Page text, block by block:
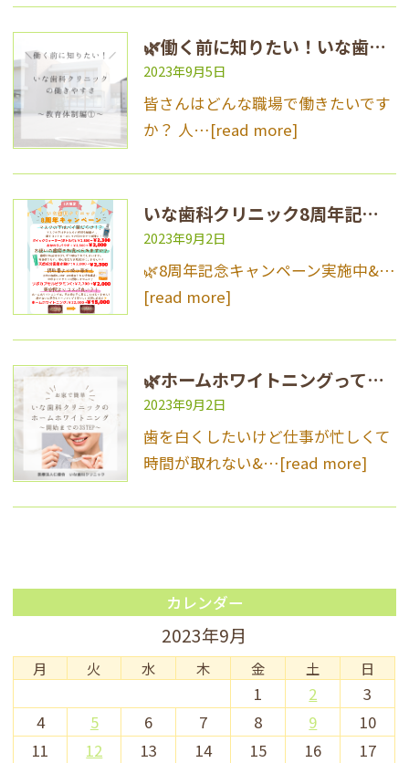
🌿働く前に知りたい！いな歯科クリニック安心の教育体制♪🌿
2023年9月5日
皆さんはどんな職場で働きたいです
か？ 人…[read more]
いな歯科クリニック8周年記念キャンペーン
2023年9月2日
🌿8周年記念キャンペーン実施中&…
[read more]
🌿ホームホワイトニングって？🌿
2023年9月2日
歯を白くしたいけど仕事が忙しくて
時間が取れない&…[read more]
カレンダー
2023年9月
月 火 水 木 金 土 日
1 2
3
4
5 6 7 8 9
10
11
12 13 14 15 16
17